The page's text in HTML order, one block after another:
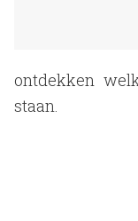
ontdekken
staan.